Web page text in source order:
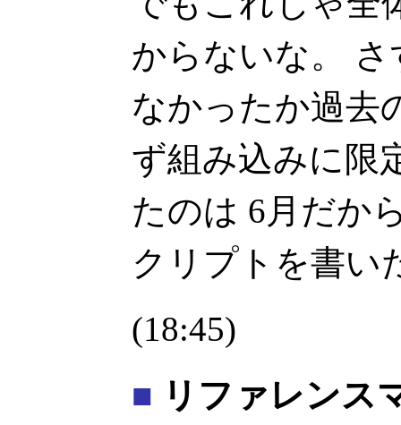
からないな。
なかったか過去
ず組み込みに限
たのは 6月だか
クリプトを書い
(18:45)
■ リファレンス